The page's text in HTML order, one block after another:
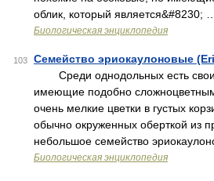
облик, который является&#8230; …
Биологическая энциклопедия
103 Семейство эриокаулоновые
Среди однодольных есть свои
имеющие подобно
очень мелкие цветки в густых
обычно окруженных оберткой из
небольшое семейство
Биологическая энциклопедия